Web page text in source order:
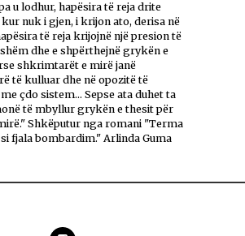
u lodhur, hapësira të reja drite
kur nuk i gjen, i krijon ato, derisa në
të reja krijojnë një presion të
dhe e shpërthejnë grykën e
shkrimtarët e mirë janë
të kulluar dhe në opozitë të
çdo sistem... Sepse ata duhet ta
të mbyllur grykën e thesit për
Shkëputur nga romani "Terma
fjala bombardim." Arlinda Guma